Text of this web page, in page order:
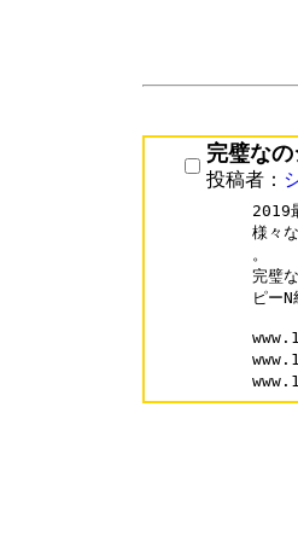
完璧な
投稿者：
2019
様々
。
完璧
ピー